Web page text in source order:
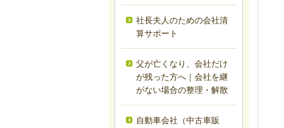
社長夫人のための会社清
算サポート
父が亡くなり、会社だけ
が残った方へ｜会社を継
がない場合の整理・解散
自動車会社（中古車販